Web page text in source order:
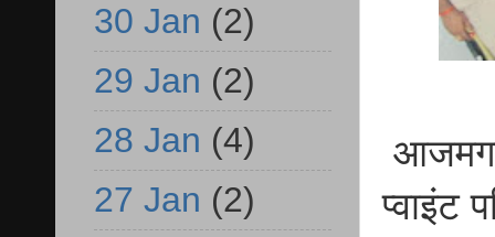
प्वाइंट
30 Jan (2)
29 Jan (2)
28 Jan (4)
27 Jan (2)